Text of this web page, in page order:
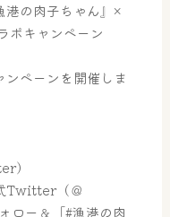
港の肉子ちゃん』×
ボキャンペーン
ペーンを開催しま
）
Twitter（＠
ー＆「#漁港の肉